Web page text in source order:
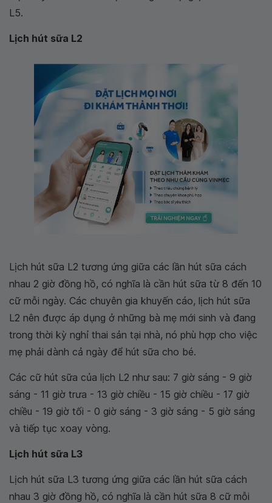
L5.
Lịch hút sữa L2
Lịch hút sữa L2 tương ứng giữa các lần hút sữa cách
nhau 2 giờ đồng hồ, có nghĩa là cần hút sữa từ 8 đến 10
cữ mỗi ngày. Các chuyên gia khuyến cáo, lịch hút sữa
L2 nên được áp dụng ở những bà mẹ mới sinh và đang
trong thời kỳ nghỉ thai sản tại nhà, nó phù hợp cho việc
mẹ phải dành cả ngày để hút sữa cho bé.
Các cữ hút sữa của lịch L2 như sau: 7 giờ sáng - 9 giờ
sáng - 11 giờ trưa - 13 giờ chiều - 15 giờ chiều - 17 giờ
chiều - 19 giờ tối - 0 giờ sáng - 3 giờ sáng - 5 giờ sáng
và tiếp tục xoay vòng.
Lịch hút sữa L3
Lịch hút sữa L3 tương ứng giữa các lần hút sữa cách
nhau 3 giờ đồng hồ, có nghĩa là cần hút sữa 8 cữ mỗi